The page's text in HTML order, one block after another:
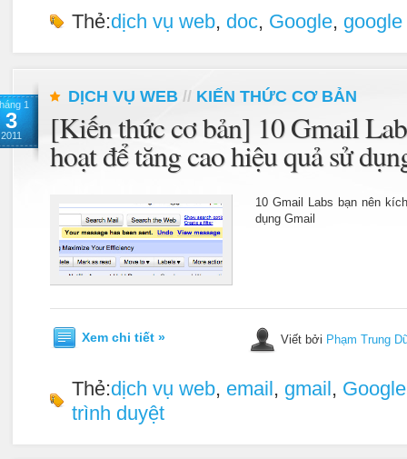
Thẻ:dịch vụ web, doc, Google,
1
3
2011
DỊCH VỤ WEB // KIẾN THỨC CƠ BẢN
[Kiến thức cơ bản] 10 Gmail
hoạt để tăng cao hiệu quả sử
10 Gmail Labs bạn nên
dụng Gmail
Xem chi tiết » Viết bởi Phạm Trung
Thẻ:dịch vụ web, email, gmail, Google
trình duyệt